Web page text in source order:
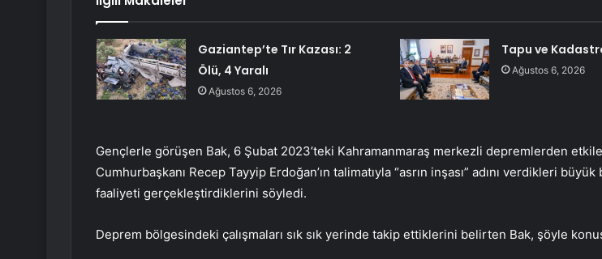
Gaziantep’te Tır Kazası: 2
Ölü, 4 Yaralı
Ağustos 6, 2026
Tapu ve
Ağustos 6, 2026
Gençlerle görüşen Bak, 6 Şubat 2023’teki Kahramanmaraş merkezli depremlerden
Cumhurbaşkanı Recep Tayyip Erdoğan’ın talimatıyla “asrın inşası” adını verdikleri
faaliyeti gerçekleştirdiklerini söyledi.
Deprem bölgesindeki çalışmaları sık sık yerinde takip ettiklerini belirten Bak, şöyle